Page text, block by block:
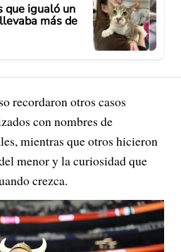
que igualó un
más de
recordaron otros casos
con nombres de
mientras que otros hicieron
menor y la curiosidad que
crezca.